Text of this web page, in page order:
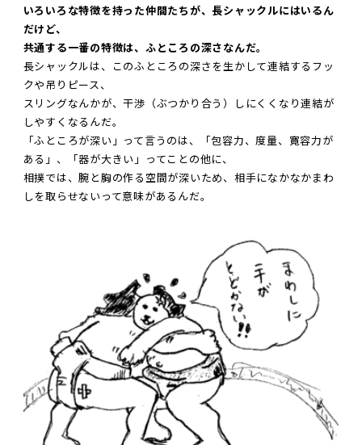
いろいろな特徴を持った仲間たちが、長シャックルにはいるん
だけど、
共通する一番の特徴は、ふところの深さなんだ。
長シャックルは、このふところの深さを生かして連結するフッ
クや吊りピース、
スリングなんかが、干渉（ぶつかり合う）しにくくなり連結が
しやすくなるんだ。
「ふところが深い」って言うのは、「包容力、度量、寛容力が
ある」、「器が大きい」ってことの他に、
相撲では、腕と胸の作る空間が深いため、相手になかなかまわ
しを取らせないって意味があるんだ。